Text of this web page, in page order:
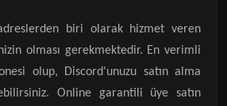
biri olarak hizmet veren
olması gerekmektedir. En verimli
olup, Discord'unuzu satın alma
Online garantili üye satın